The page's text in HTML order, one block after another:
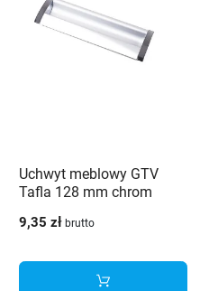
Uchwyt meblowy GTV
Tafla 128 mm chrom
9,35 zł brutto